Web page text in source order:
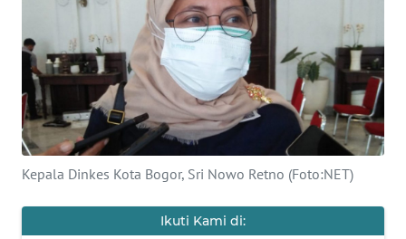
Kepala Dinkes Kota Bogor, Sri Nowo Retno (Foto:NET)
Ikuti Kami di:
KONTAK
KAMI
INFO
IKLAN
KAMI